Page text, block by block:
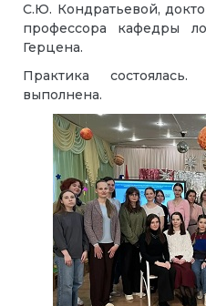
С.Ю. Кондратьевой,
профессора кафедры
Герцена.
Практика
выполнена.